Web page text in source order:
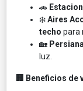
🚗
❄️Aires
techo para
🏡
luz.
🏢 Beneficios de